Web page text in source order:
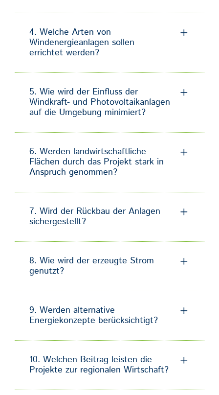
4. Welche Arten von
Windenergieanlagen sollen
errichtet werden?
5. Wie wird der Einfluss der
Windkraft- und Photovoltaikanlagen
auf die Umgebung minimiert?
6. Werden landwirtschaftliche
Flächen durch das Projekt stark in
Anspruch genommen?
7. Wird der Rückbau der Anlagen
sichergestellt?
8. Wie wird der erzeugte Strom
genutzt?
9. Werden alternative
Energiekonzepte berücksichtigt?
10. Welchen Beitrag leisten die
Projekte zur regionalen Wirtschaft?